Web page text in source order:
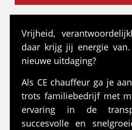
Vrijheid,
daar krijg jij energie
nieuwe uitdaging?
Als CE chauffeur ga je
trots familiebedrijf met
ervaring in de
succesvolle en